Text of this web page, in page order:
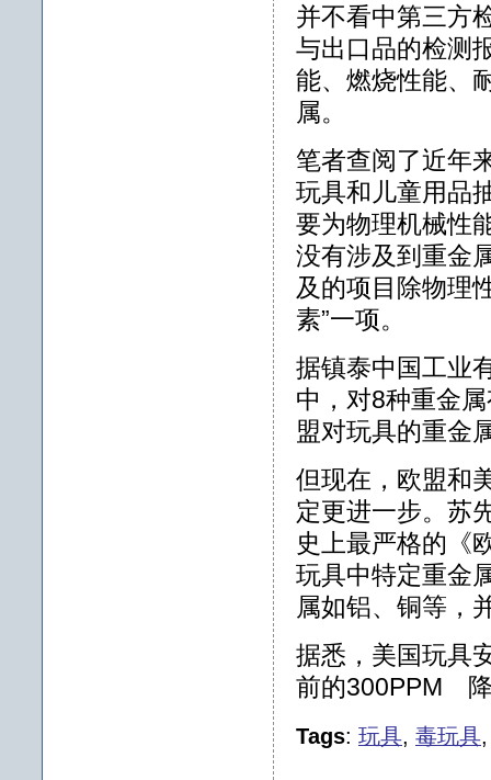
并不看中第三方
与出口品的检测
能、燃烧性能、
属。
笔者查阅了近年
玩具和儿童用品
要为物理机械性
没有涉及到重金
及的项目除物理
素”一项。
据镇泰中国工业
中，对8种重金
盟对玩具的重金
但现在，欧盟和
定更进一步。苏
史上最严格的《
玩具中特定重金
属如铝、铜等，
据悉，美国玩具
前的300PPM
Tags: 玩具, 毒玩具